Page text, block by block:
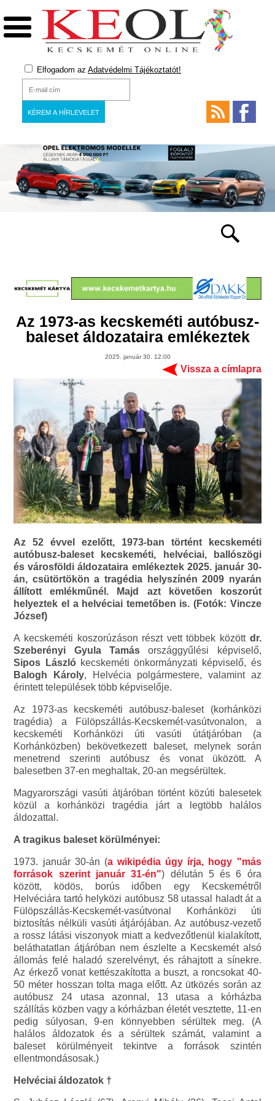
Elfogadom az Adatvédelmi Tájékoztatót!
Az 1973-as kecskeméti autóbusz-
baleset áldozataira emlékeztek
2025. január 30. 12:00
Vissza a címlapra
Az 52 évvel ezelőtt, 1973-ban történt kecskeméti
autóbusz-baleset kecskeméti, helvéciai, ballószögi
és városföldi áldozataira emlékeztek 2025. január 30-
án, csütörtökön a tragédia helyszínén 2009 nyarán
állított emlékműnél. Majd azt követően koszorút
helyeztek el a helvéciai temetőben is. (Fotók: Vincze
József)
A kecskeméti koszorúzáson részt vett többek között dr.
Szeberényi Gyula Tamás országgyűlési képviselő,
Sipos Lászlókecskeméti önkormányzati képviselő, és
Balogh Károly, Helvécia polgármestere, valamint az
érintett települések több képviselője.
Az 1973-as kecskeméti autóbusz-baleset (korhánközi
tragédia) a Fülöpszállás-Kecskemét-vasútvonalon, a
kecskeméti Korhánközi úti vasúti útátjáróban (a
Korhánközben) bekövetkezett baleset, melynek során
menetrend szerinti autóbusz és vonat üközött. A
balesetben 37-en meghaltak, 20-an megsérültek.
Magyarországi vasúti átjáróban történt közúti balesetek
közül a korhánközi tragédia járt a legtöbb halálos
áldozattal.
A tragikus baleset körülményei:
1973. január 30-án (a wikipédia úgy írja, hogy "más
források szerint január 31-én") délután 5 és 6 óra
között, ködös, borús időben egy Kecskemétről
Helvéciára tartó helyközi autóbusz 58 utassal haladt át a
Fülöpszállás-Kecskemét-vasútvonal Korhánközi úti
biztosítás nélküli vasúti átjárójában. Az autóbusz-vezető
a rossz látási viszonyok miatt a kedvezőtlenül kialakított,
beláthatatlan átjáróban nem észlelte a Kecskemét alsó
állomás felé haladó szerelvényt, és ráhajtott a sínekre.
Az érkező vonat kettészakította a buszt, a roncsokat 40-
50 méter hosszan tolta maga előtt. Az ütközés során az
autóbusz 24 utasa azonnal, 13 utasa a kórházba
szállítás közben vagy a kórházban életét vesztette, 11-en
pedig súlyosan, 9-en könnyebben sérültek meg. (A
halálos áldozatok és a sérültek számát, valamint a
baleset körülményeit tekintve a források szintén
ellentmondásosak.)
Helvéciai áldozatok †